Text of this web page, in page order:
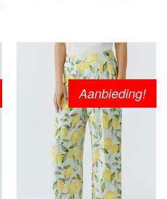
Aanbieding!